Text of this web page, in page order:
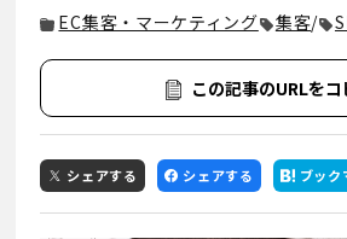
EC集客・マーケティング 集客/
この記事のURLをコ
シェアする シェアする ブック